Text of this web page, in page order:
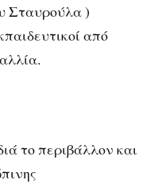
Σταυρούλα )
από
το περιβάλλον και